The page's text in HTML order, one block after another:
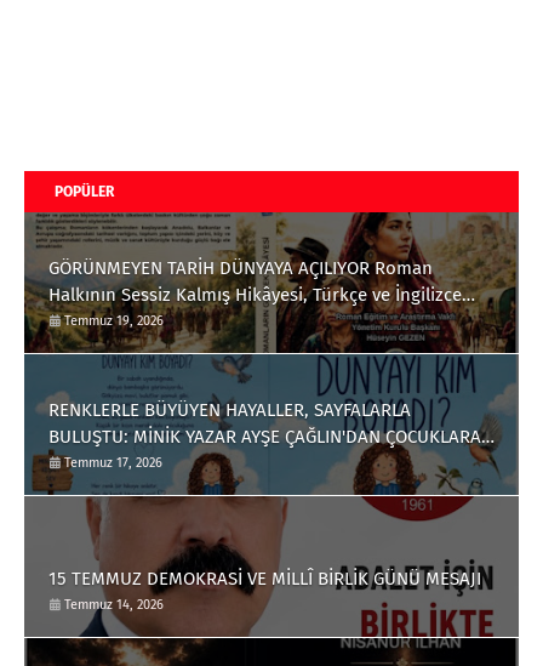
POPÜLER
GÖRÜNMEYEN TARİH DÜNYAYA AÇILIYOR Roman
Halkının Sessiz Kalmış Hikâyesi, Türkçe ve İngilizce
Olarak Okuyucuyla Buluştu
Temmuz 19, 2026
RENKLERLE BÜYÜYEN HAYALLER, SAYFALARLA
BULUŞTU: MİNİK YAZAR AYŞE ÇAĞLIN'DAN ÇOCUKLARA
ANLAMLI BİR ESER
Temmuz 17, 2026
15 TEMMUZ DEMOKRASİ VE MİLLÎ BİRLİK GÜNÜ MESAJI
Temmuz 14, 2026